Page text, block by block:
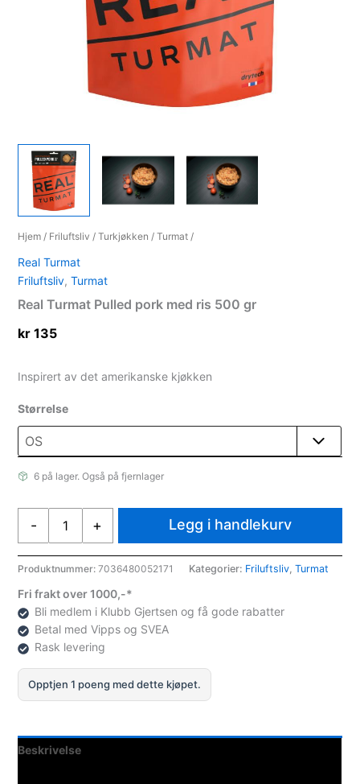
Hjem / Friluftsliv /Turkjøkken /Turmat /
Real Turmat
Friluftsliv,Turmat
Real Turmat Pulled pork med ris 500 gr
kr 135
Inspirert av det amerikanske kjøkken
Størrelse
6 på lager. Også på fjernlager
-
pork
med
500
gr
antall
+ Legg i handlekurv
Produktnummer:7036480052171 Kategorier: Friluftsliv,Turmat
Fri frakt over 1000,-*
Bli medlem i Klubb Gjertsen og få gode rabatter
Betal med Vipps og SVEA
Rask levering
Opptjen 1 poeng med dette kjøpet.
Beskrivelse